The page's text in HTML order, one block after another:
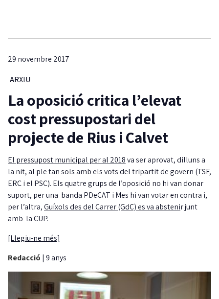
29 novembre 2017
ARXIU
La oposició critica l’elevat
cost pressupostari del
projecte de Rius i Calvet
El pressupost municipal per al 2018va ser aprovat, dilluns a
la nit, al ple tan sols amb els vots del tripartit de govern (TSF,
ERC i el PSC). Els quatre grups de l’oposició no hi van donar
suport, per una banda PDeCAT i Mes hi van votar en contra i,
per l’altra,Guíxols des del Carrer (GdC) es va abstenir junt
amb la CUP.
[Llegiu-ne més]
Redacció | 9 anys